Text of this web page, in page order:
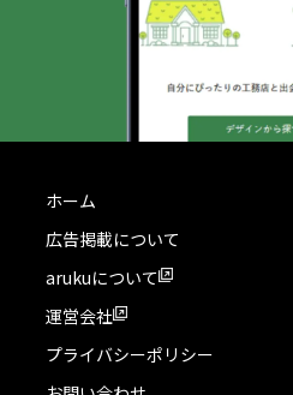
ホーム
広告掲載について
arukuについて
運営会社
プライバシーポリシー